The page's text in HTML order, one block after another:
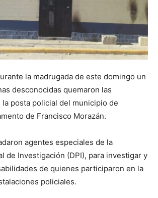
la madrugada de este domingo un
desconocidas quemaron las
posta policial del municipio de
de Francisco Morazán.
agentes especiales de la
de Investigación (DPI), para investigar y
de quienes participaron en la
policiales.